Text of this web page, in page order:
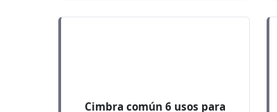
Cimbra común 6 usos para